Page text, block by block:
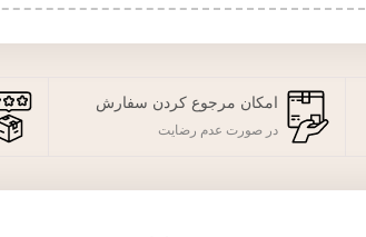
امکان مرجوع کردن سفارش
در صورت عدم رضایت